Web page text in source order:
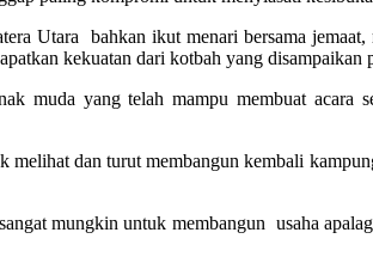
Utara bahkan ikut menari bersama jemaat,
kekuatan dari kotbah yang disampaikan
muda yang telah mampu membuat acara
dan turut membangun kembali
mungkin untuk membangun usaha